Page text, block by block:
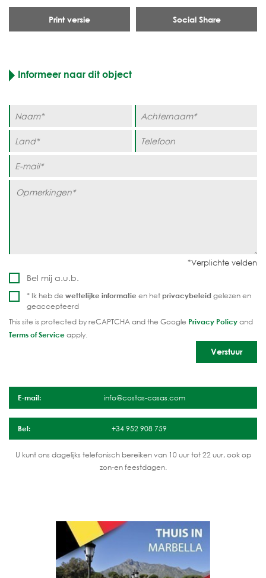
Print versie Social Share
Informeer naar dit object
Bel mij a.u.b.
* Ik heb de wettelijke informatie en hetprivacybeleid gelezen en
geaccepteerd
This site is protected by reCAPTCHA and the Google Privacy Policyand
Terms of Serviceapply.
E-mail: info@costas-casas.com
Bel: +34 952 908 759
U kunt ons dagelijks telefonisch bereiken van 10 uur tot 22 uur, ook op
zon-en feestdagen.